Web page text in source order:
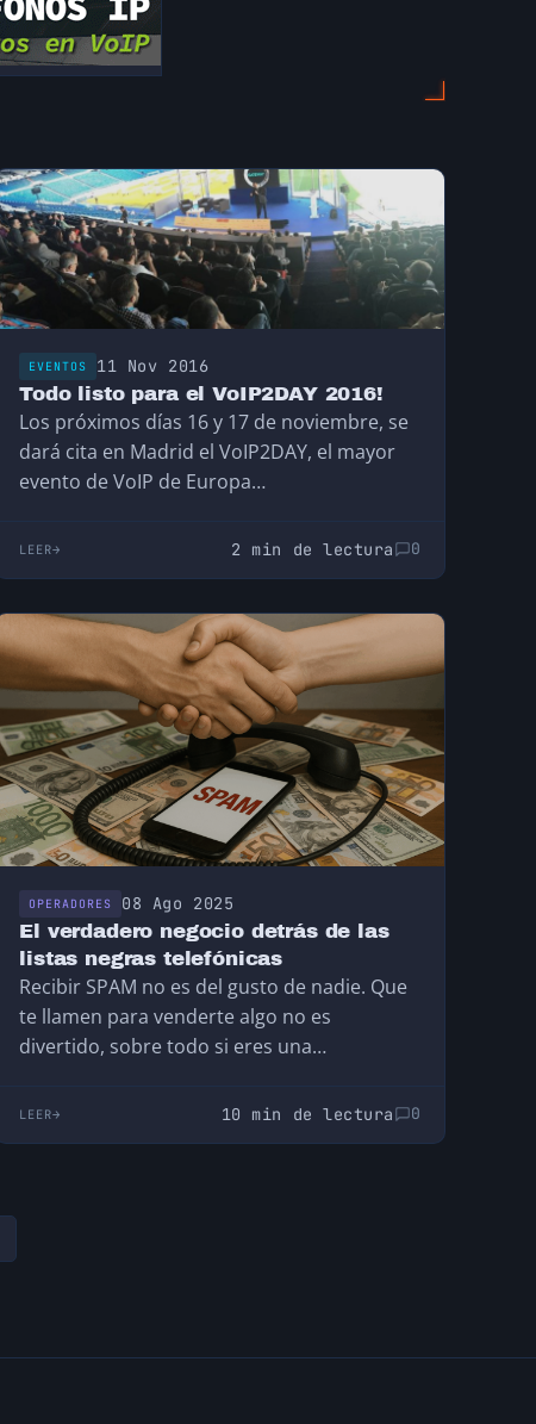
EVENTOS 11 Nov 2016
Todo listo para el VoIP2DAY 2016!
Los próximos días 16 y 17 de noviembre, se
dará cita en Madrid el VoIP2DAY, el mayor
evento de VoIP de Europa…
LEER 2 min de lectura 0
OPERADORES 08 Ago 2025
El verdadero negocio detrás de las
listas negras telefónicas
Recibir SPAM no es del gusto de nadie. Que
te llamen para venderte algo no es
divertido, sobre todo si eres una…
LEER 10 min de lectura 0